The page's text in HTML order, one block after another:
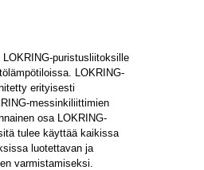
puristusliitoksille
LOKRING-
erityisesti
messinkiliittimien
osa LOKRING-
tulee käyttää kaikissa
luotettavan ja
varmistamiseksi.